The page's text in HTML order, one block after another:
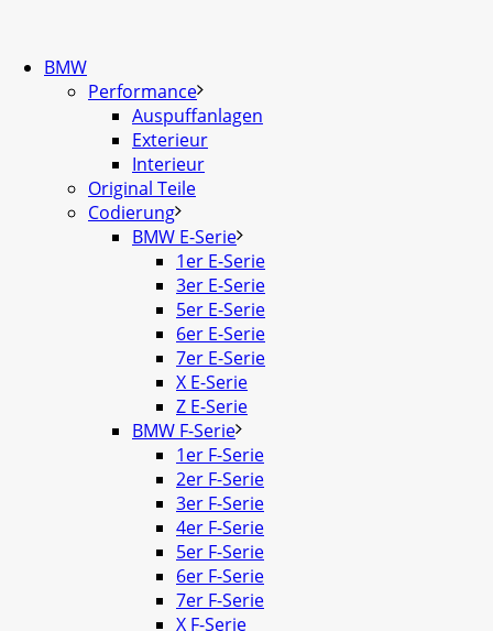
BMW
Performance
Auspuffanlagen
Exterieur
Interieur
Original Teile
Codierung
BMW E-Serie
1er E-Serie
3er E-Serie
5er E-Serie
6er E-Serie
7er E-Serie
X E-Serie
Z E-Serie
BMW F-Serie
1er F-Serie
2er F-Serie
3er F-Serie
4er F-Serie
5er F-Serie
6er F-Serie
7er F-Serie
X F-Serie